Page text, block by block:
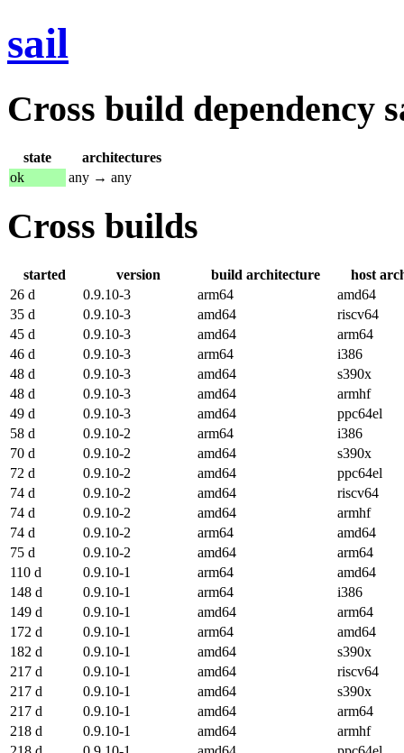
sail
Cross build dependency
state
architectures
ok
any → any
Cross builds
started version build architecture
host
26 d
0.9.10-3 arm64
amd64
35 d
0.9.10-3 amd64
riscv64
45 d
0.9.10-3 amd64
arm64
46 d
0.9.10-3 arm64
i386
48 d
0.9.10-3 amd64
s390x
48 d
0.9.10-3 amd64
armhf
49 d
0.9.10-3 amd64
ppc64el
58 d
0.9.10-2 arm64
i386
70 d
0.9.10-2 amd64
s390x
72 d
0.9.10-2 amd64
ppc64el
74 d
0.9.10-2 amd64
riscv64
74 d
0.9.10-2 amd64
armhf
74 d
0.9.10-2 arm64
amd64
75 d
0.9.10-2 amd64
arm64
110 d
0.9.10-1 arm64
amd64
148 d
0.9.10-1 arm64
i386
149 d
0.9.10-1 amd64
arm64
172 d
0.9.10-1 arm64
amd64
182 d
0.9.10-1 amd64
s390x
217 d
0.9.10-1 amd64
riscv64
217 d
0.9.10-1 amd64
s390x
217 d
0.9.10-1 amd64
arm64
218 d
0.9.10-1 amd64
armhf